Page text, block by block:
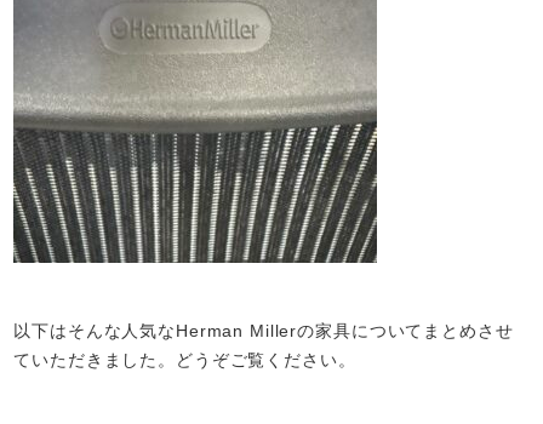
以下はそんな人気なHerman Millerの家具についてまとめさせ
ていただきました。どうぞご覧ください。